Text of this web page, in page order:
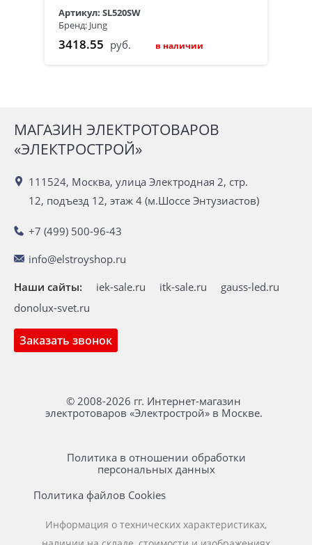
Артикул: SL520SW
Бренд: Jung
3418.55 руб. в наличии
МАГАЗИН ЭЛЕКТРОТОВАРОВ
«ЭЛЕКТРОСТРОЙ»
111524, Москва, улица Электродная 2, стр.
12, подъезд 12, этаж 4 (м.Шоссе Энтузиастов)
+7 (499) 500-96-43
info@elstroyshop.ru
Заказать звонок
Наши сайты: iek-sale.ru itk-sale.ru
gauss-led.ru
donolux-svet.ru
© 2008-2026 гг. Интернет-магазин
электротоваров «Электрострой» в Москве.
Политика в отношении обработки
персональных данных
Политика файлов Cookies
Информация о технических характеристиках,